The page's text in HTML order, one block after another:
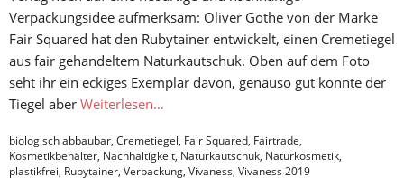
Verpackungsidee aufmerksam: Oliver Gothe von der Marke
Fair Squared hat den Rubytainer entwickelt, einen Cremetiegel
aus fair gehandeltem Naturkautschuk. Oben auf dem Foto
seht ihr ein eckiges Exemplar davon, genauso gut könnte der
Tiegel aber Weiterlesen…
biologisch abbaubar, Cremetiegel, Fair Squared, Fairtrade,
Kosmetikbehälter, Nachhaltigkeit, Naturkautschuk, Naturkosmetik,
plastikfrei, Rubytainer, Verpackung, Vivaness, Vivaness 2019